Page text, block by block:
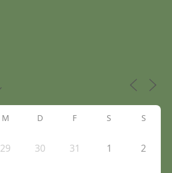
M D F S S
29 30 31 1 2